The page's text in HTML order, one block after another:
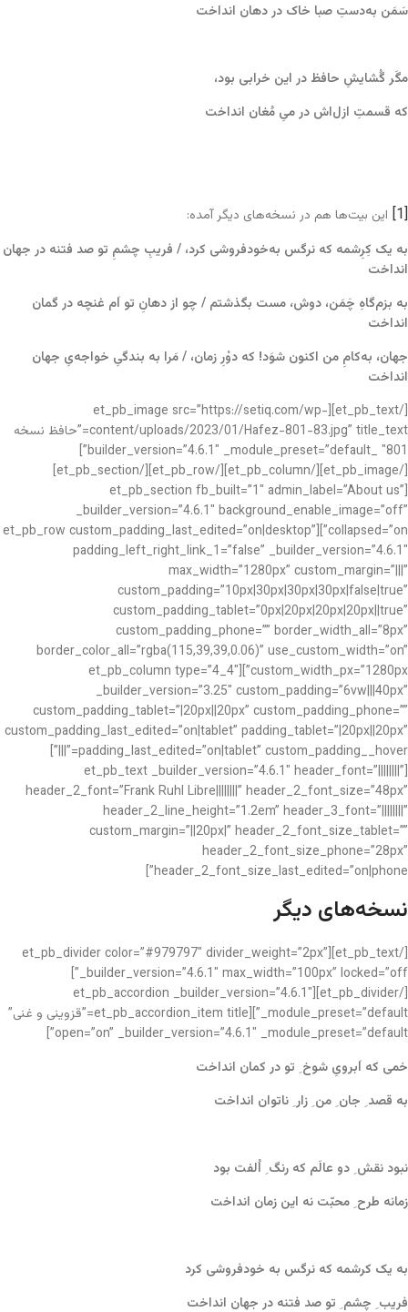
سَمَن به‌دستِ صبا خاک در دهان انداخت
مگَر گُشایشِ حافظ در این خرابی بود،
که قسمتِ ازل‌اش در میِ مُغان انداخت
[1]
این بیت‌ها هم در نسخه‌های دیگر آمده:
به یک کِرِشمه که نرگس بهخودفروشی کرد، / فریبِ چشمِ تو صد فتنه در جهان
انداخت
به بزمگاهِ چَمَن، دوش، مست بگذشتم / چو از دهانِ تو اَم غنچه در گمان
انداخت
جهان، بهکامِ من اکنون شوَد! که دوْرِ زمان، / مَرا به بندگیِ خواجهیِ جهان
انداخت
[/et_pb_text][et_pb_image src=”https://setiq.com/wp-
content/uploads/2023/01/Hafez-801-83.jpg” title_text=”حافظ نسخه
801″ _builder_version=”4.6.1″ _module_preset=”default”]
[/et_pb_image][/et_pb_column][/et_pb_row][/et_pb_section]
[et_pb_section fb_built=”1″ admin_label=”About us”
_builder_version=”4.6.1″ background_enable_image=”off”
collapsed=”on”][et_pb_row custom_padding_last_edited=”on|desktop”
padding_left_right_link_1=”false” _builder_version=”4.6.1″
max_width=”1280px” custom_margin=”|||”
custom_padding=”10px|30px|30px|30px|false|true”
custom_padding_tablet=”0px|20px|20px|20px||true”
custom_padding_phone=”” border_width_all=”8px”
border_color_all=”rgba(115,39,39,0.06)” use_custom_width=”on”
custom_width_px=”1280px”][et_pb_column type=”4_4″
_builder_version=”3.25″ custom_padding=”6vw|||40px”
custom_padding_tablet=”|20px||20px” custom_padding_phone=””
custom_padding_last_edited=”on|tablet” padding_tablet=”|20px||20px”
padding_last_edited=”on|tablet” custom_padding__hover=”|||”]
[et_pb_text _builder_version=”4.6.1″ header_font=”||||||||”
header_2_font=”Frank Ruhl Libre||||||||” header_2_font_size=”48px”
header_2_line_height=”1.2em” header_3_font=”||||||||”
custom_margin=”||20px|” header_2_font_size_tablet=””
header_2_font_size_phone=”28px”
header_2_font_size_last_edited=”on|phone”]
نسخه‌های دیگر
[/et_pb_text][et_pb_divider color=”#979797″ divider_weight=”2px”
_builder_version=”4.6.1″ max_width=”100px” locked=”off”]
[/et_pb_divider][et_pb_accordion _builder_version=”4.6.1″
_module_preset=”default”][et_pb_accordion_item title=”قزوینی و غنی”
open=”on” _builder_version=”4.6.1″ _module_preset=”default”]
خمی که اَبرویِ شوخ ِ تو در کمان انداخت
به قصد ِ جان ِ من ِ زار ِ ناتوان انداخت
نبود نقش ِ دو عالَم که رنگ ِ اُلفت بود
زمانه طرح ِ محبّت نه این زمان انداخت
به یک کرشمه که نرگس به خودفروشی کرد
فریب ِ چشم ِ تو صد فتنه در جهان انداخت